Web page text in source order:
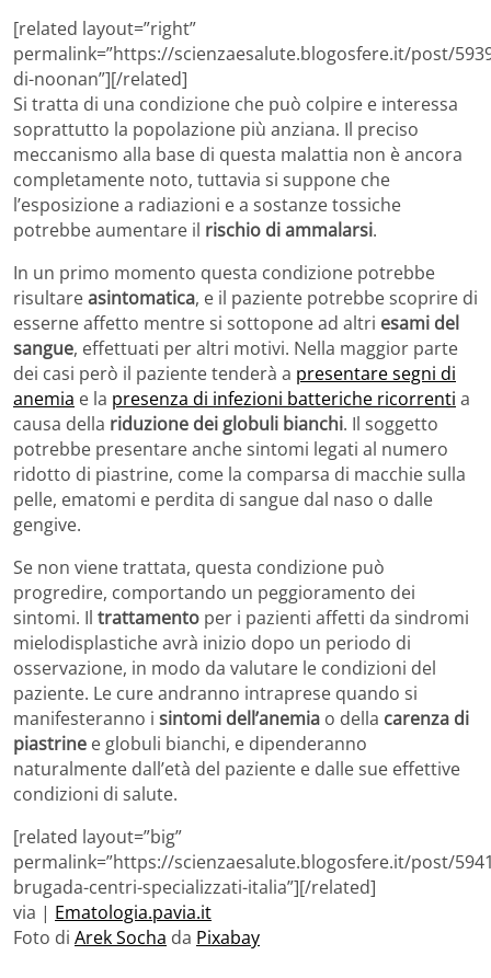
[related layout=”right”
permalink=”https://scienzaesalute.blogosfere.it/post/
di-noonan”][/related]
Si tratta di una condizione che può colpire e interessa
soprattutto la popolazione più anziana. Il preciso
meccanismo alla base di questa malattia non è ancora
completamente noto, tuttavia si suppone che
l’esposizione a radiazioni e a sostanze tossiche
potrebbe aumentare il rischio di ammalarsi.
In un primo momento questa condizione potrebbe
risultareasintomatica, e il paziente potrebbe scoprire di
esserne affetto mentre si sottopone ad altri esami del
sangue, effettuati per altri motivi. Nella maggior parte
dei casi però il paziente tenderà a presentare segni di
anemia e la presenza di infezioni batteriche ricorrenti a
causa della riduzione dei globuli bianchi. Il soggetto
potrebbe presentare anche sintomi legati al numero
ridotto di piastrine, come la comparsa di macchie sulla
pelle, ematomi e perdita di sangue dal naso o dalle
gengive.
Se non viene trattata, questa condizione può
progredire, comportando un peggioramento dei
sintomi. Il trattamento per i pazienti affetti da sindromi
mielodisplastiche avrà inizio dopo un periodo di
osservazione, in modo da valutare le condizioni del
paziente. Le cure andranno intraprese quando si
manifesteranno i sintomi dell’anemia o della carenza di
piastrine e globuli bianchi, e dipenderanno
naturalmente dall’età del paziente e dalle sue effettive
condizioni di salute.
[related layout=”big”
permalink=”https://scienzaesalute.blogosfere.it/post/
brugada-centri-specializzati-italia”][/related]
via | Ematologia.pavia.it
Foto di Arek Socha da Pixabay